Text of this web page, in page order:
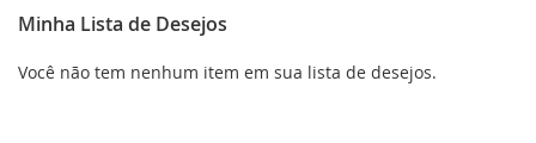
Minha Lista de Desejos
Você não tem nenhum item em sua lista de desejos.